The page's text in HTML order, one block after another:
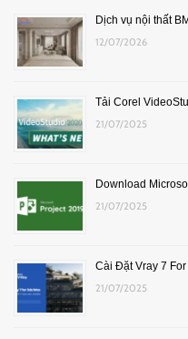
Dịch vụ nội thất
12/07/2026
Tải Corel
21/07/2025
Download
21/07/2025
Cài Đặt Vray 7
21/07/2025